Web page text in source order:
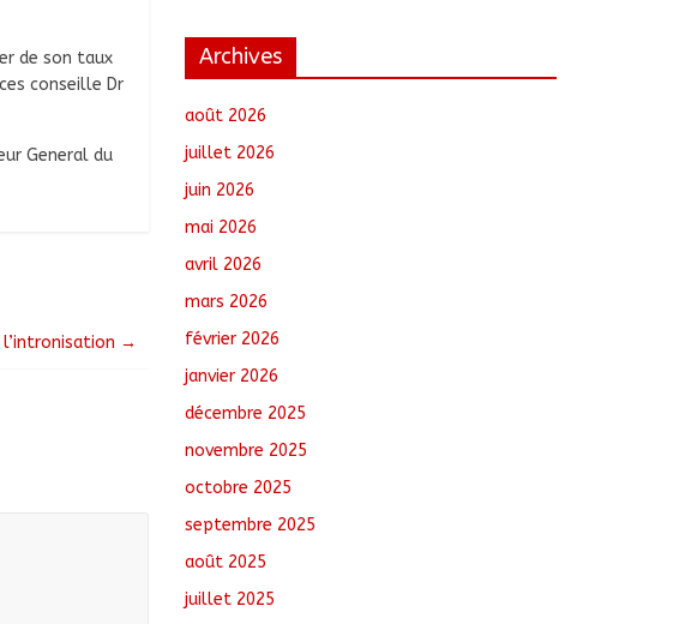
de son taux
conseille Dr
General du
→
Archives
août 2026
juillet 2026
juin 2026
mai 2026
avril 2026
mars 2026
février 2026
janvier 2026
décembre 2025
novembre 2025
octobre 2025
septembre 2025
août 2025
juillet 2025